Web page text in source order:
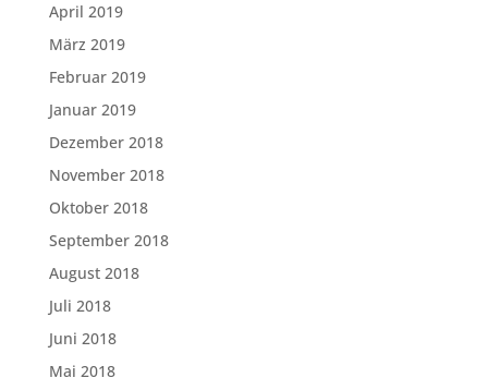
April 2019
März 2019
Februar 2019
Januar 2019
Dezember 2018
November 2018
Oktober 2018
September 2018
August 2018
Juli 2018
Juni 2018
Mai 2018